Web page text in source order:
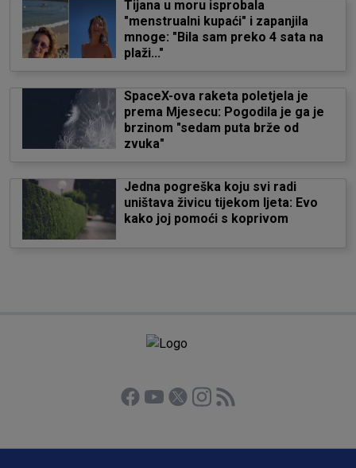
Tijana u moru isprobala
"menstrualni kupaći" i zapanjila
mnoge: "Bila sam preko 4 sata na
plaži..."
SpaceX-ova raketa poletjela je
prema Mjesecu: Pogodila je ga je
brzinom "sedam puta brže od
zvuka"
Jedna pogreška koju svi radi
uništava živicu tijekom ljeta: Evo
kako joj pomoći s koprivom